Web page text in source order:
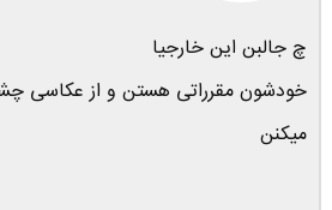
چ جالبن این خارجیا
خودشون مقرراتی هستن و از عکاسی
میکنن